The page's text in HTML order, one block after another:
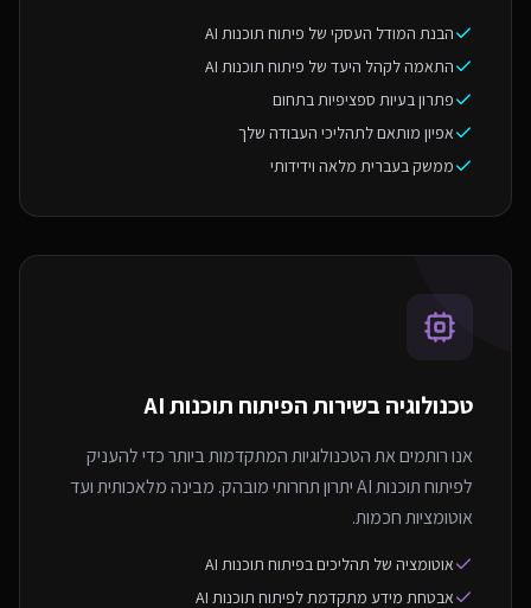
הבנת המודל העסקי של פיתוח תוכנות AI
התאמה לקהל היעד של פיתוח תוכנות AI
פתרון בעיות ספציפיות בתחום
אפיון מותאם לתהליכי העבודה שלך
ממשק בעברית מלאה וידידותי
טכנולוגיה בשירות הפיתוח תוכנות AI
אנו רותמים את הטכנולוגיות המתקדמות ביותר כדי להעניק
לפיתוח תוכנות AI יתרון תחרותי מובהק. מבינה מלאכותית ועד
אוטומציות חכמות.
אוטומציה של תהליכים בפיתוח תוכנות AI
אבטחת מידע מתקדמת לפיתוח תוכנות AI